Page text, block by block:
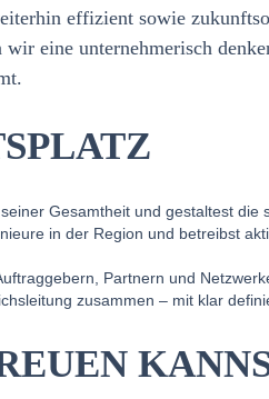
effizient sowie
wir eine unternehmerisch
Gesamtheit und gestaltest
in der Region und betreibst
Partnern und
zusammen – mit klar